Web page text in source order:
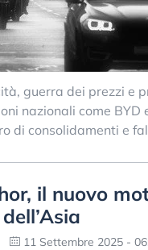
guerra dei prezzi e
nazionali come BYD
di consolidamenti e
il nuovo
11 Settembre 2025 -